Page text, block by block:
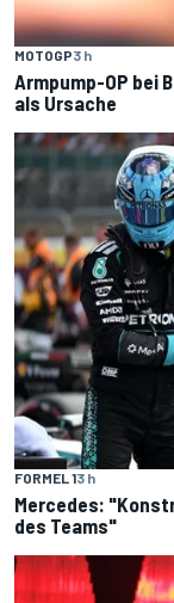
MOTOGP3 h
Armpump-OP bei
als Ursache
FORMEL 13 h
Mercedes:
des Teams"